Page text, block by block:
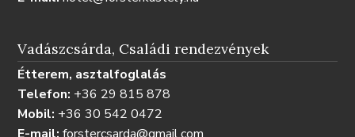
Vadászcsárda, Családi rendezvények
Étterem, asztalfoglalás
Telefon: +36 29 815 878
Mobil: +36 30 542 0472